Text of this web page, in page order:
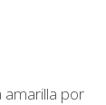
amarilla por